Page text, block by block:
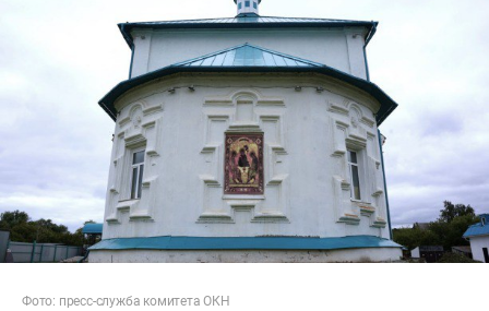
Фото: пресс-служба комитета ОКН